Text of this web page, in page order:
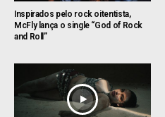
Inspirados pelo rock oitentista,
McFly lança o single “God of Rock
and Roll”